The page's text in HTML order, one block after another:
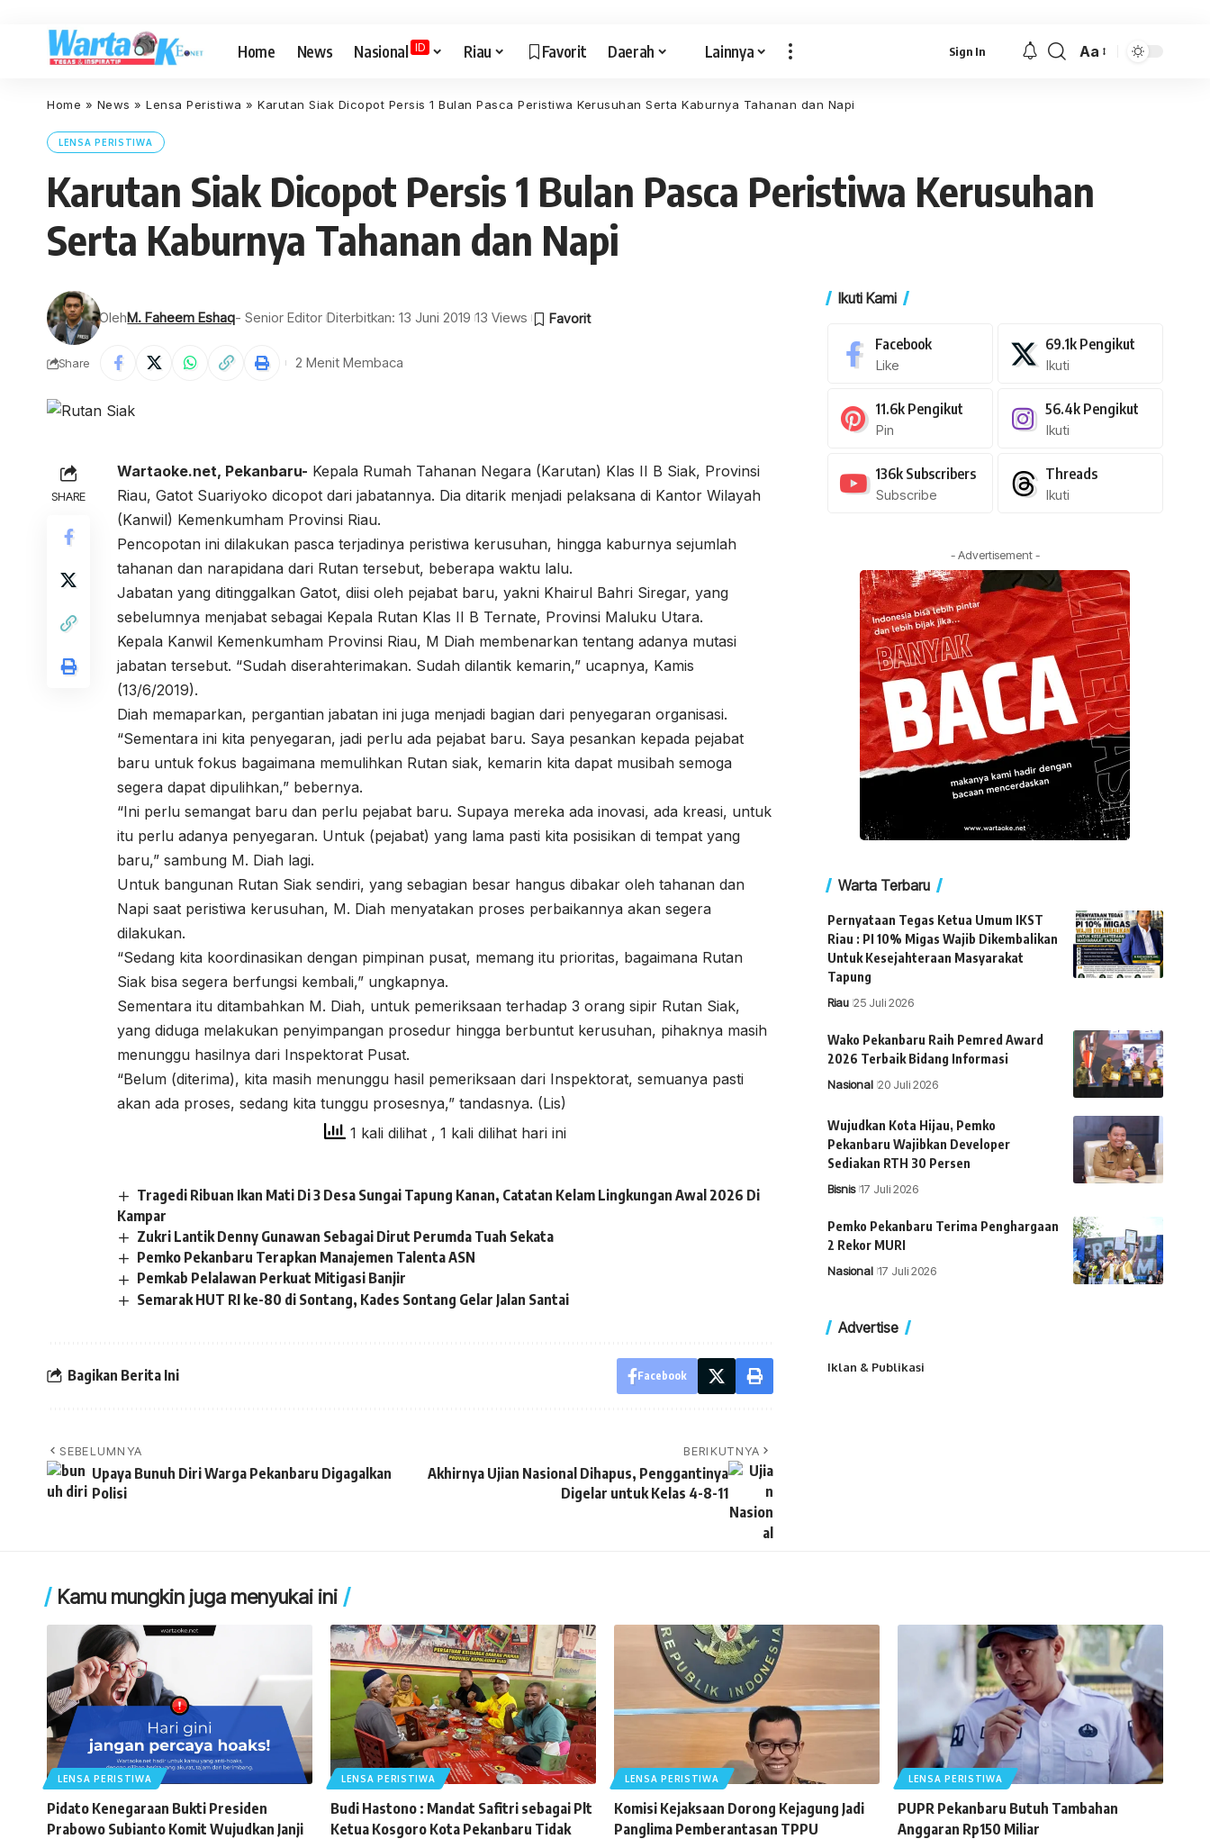
Home News Nasional ID Riau Favorit Daerah Lainnya Sign In
Font
Aa
Home » News » Lensa Peristiwa » Karutan Siak Dicopot Persis 1 Bulan Pasca Peristiwa Kerusuhan Serta Kaburnya Tahanan dan Napi
LENSA PERISTIWA
Karutan Siak Dicopot Persis 1 Bulan Pasca Peristiwa Kerusuhan
Serta Kaburnya Tahanan dan Napi
OlehM. Faheem Eshaq- Senior Editor Diterbitkan: 13 Juni 2019 13 Views
Share 2 Menit Membaca
SHARE
Wartaoke.net, Pekanbaru- Kepala Rumah Tahanan Negara (Karutan) Klas II B Siak, Provinsi
Riau, Gatot Suariyoko dicopot dari jabatannya. Dia ditarik menjadi pelaksana di Kantor Wilayah
(Kanwil) Kemenkumham Provinsi Riau.
Pencopotan ini dilakukan pasca terjadinya peristiwa kerusuhan, hingga kaburnya sejumlah
tahanan dan narapidana dari Rutan tersebut, beberapa waktu lalu.
Jabatan yang ditinggalkan Gatot, diisi oleh pejabat baru, yakni Khairul Bahri Siregar, yang
sebelumnya menjabat sebagai Kepala Rutan Klas II B Ternate, Provinsi Maluku Utara.
Kepala Kanwil Kemenkumham Provinsi Riau, M Diah membenarkan tentang adanya mutasi
jabatan tersebut. “Sudah diserahterimakan. Sudah dilantik kemarin,” ucapnya, Kamis
(13/6/2019).
Diah memaparkan, pergantian jabatan ini juga menjadi bagian dari penyegaran organisasi.
“Sementara ini kita penyegaran, jadi perlu ada pejabat baru. Saya pesankan kepada pejabat
baru untuk fokus bagaimana memulihkan Rutan siak, kemarin kita dapat musibah semoga
segera dapat dipulihkan,” bebernya.
“Ini perlu semangat baru dan perlu pejabat baru. Supaya mereka ada inovasi, ada kreasi, untuk
itu perlu adanya penyegaran. Untuk (pejabat) yang lama pasti kita posisikan di tempat yang
baru,” sambung M. Diah lagi.
Untuk bangunan Rutan Siak sendiri, yang sebagian besar hangus dibakar oleh tahanan dan
Napi saat peristiwa kerusuhan, M. Diah menyatakan proses perbaikannya akan segera
dilakukan.
“Sedang kita koordinasikan dengan pimpinan pusat, memang itu prioritas, bagaimana Rutan
Siak bisa segera berfungsi kembali,” ungkapnya.
Sementara itu ditambahkan M. Diah, untuk pemeriksaan terhadap 3 orang sipir Rutan Siak,
yang diduga melakukan penyimpangan prosedur hingga berbuntut kerusuhan, pihaknya masih
menunggu hasilnya dari Inspektorat Pusat.
“Belum (diterima), kita masih menunggu hasil pemeriksaan dari Inspektorat, semuanya pasti
akan ada proses, sedang kita tunggu prosesnya,” tandasnya. (Lis)
1 kali dilihat , 1 kali dilihat hari ini
Tragedi Ribuan Ikan Mati Di 3 Desa Sungai Tapung Kanan, Catatan Kelam Lingkungan Awal 2026 Di
Kampar
Zukri Lantik Denny Gunawan Sebagai Dirut Perumda Tuah Sekata
Pemko Pekanbaru Terapkan Manajemen Talenta ASN
Pemkab Pelalawan Perkuat Mitigasi Banjir
Semarak HUT RI ke-80 di Sontang, Kades Sontang Gelar Jalan Santai
Bagikan Berita Ini Facebook
SEBELUMNYA
Upaya Bunuh Diri Warga Pekanbaru Digagalkan
Polisi
BERIKUTNYA
Akhirnya Ujian Nasional Dihapus, Penggantinya
Digelar untuk Kelas 4-8-11
Ikuti Kami
Facebook
Like
69.1k Pengikut
Ikuti
11.6k Pengikut
Pin
56.4k Pengikut
Ikuti
136k Subscribers
Subscribe
Threads
Ikuti
- Advertisement -
Warta Terbaru
Pernyataan Tegas Ketua Umum IKST
Riau : PI 10% Migas Wajib Dikembalikan
Untuk Kesejahteraan Masyarakat
Tapung
Riau 25 Juli 2026
Wako Pekanbaru Raih Pemred Award
2026 Terbaik Bidang Informasi
Nasional 20 Juli 2026
Wujudkan Kota Hijau, Pemko
Pekanbaru Wajibkan Developer
Sediakan RTH 30 Persen
Bisnis 17 Juli 2026
Pemko Pekanbaru Terima Penghargaan
2 Rekor MURI
Nasional 17 Juli 2026
Advertise
Iklan & Publikasi
Kamu mungkin juga menyukai ini
LENSA PERISTIWA
Pidato Kenegaraan Bukti Presiden
Prabowo Subianto Komit Wujudkan Janji
LENSA PERISTIWA
Budi Hastono : Mandat Safitri sebagai Plt
Ketua Kosgoro Kota Pekanbaru Tidak
LENSA PERISTIWA
Komisi Kejaksaan Dorong Kejagung Jadi
Panglima Pemberantasan TPPU
LENSA PERISTIWA
PUPR Pekanbaru Butuh Tambahan
Anggaran Rp150 Miliar